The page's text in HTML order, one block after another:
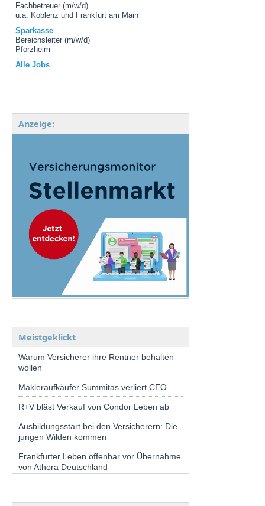
Fachbetreuer (m/w/d)
u.a. Koblenz und Frankfurt am Main
Sparkasse
Bereichsleiter (m/w/d)
Pforzheim
Alle Jobs
Anzeige:
Meistgeklickt
Warum Versicherer ihre Rentner behalten
wollen
Makleraufkäufer Summitas verliert CEO
R+V bläst Verkauf von Condor Leben ab
Ausbildungsstart bei den Versicherern: Die
jungen Wilden kommen
Frankfurter Leben offenbar vor Übernahme
von Athora Deutschland